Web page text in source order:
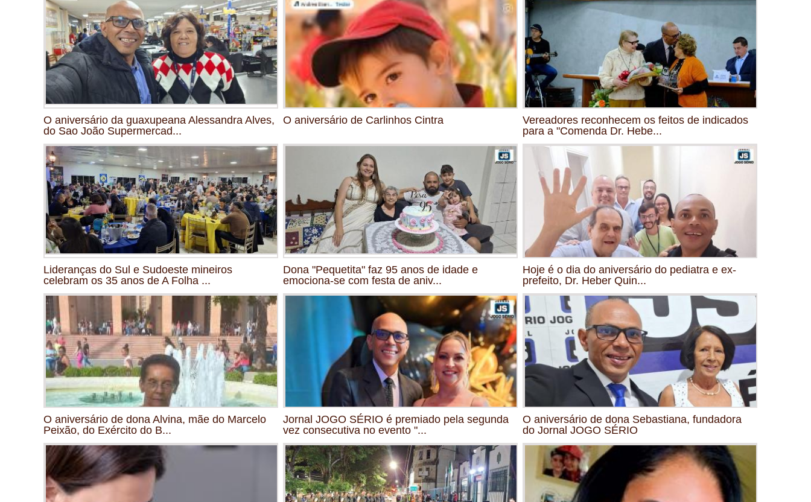
O aniversário da guaxupeana Alessandra Alves,
do Sao João Supermercad...
O aniversário de Carlinhos Cintra
Vereadores reconhecem os feitos de indicados
para a "Comenda Dr. Hebe...
Lideranças do Sul e Sudoeste mineiros
celebram os 35 anos de A Folha ...
Dona "Pequetita" faz 95 anos de idade e
emociona-se com festa de aniv...
Hoje é o dia do aniversário do pediatra e ex-
prefeito, Dr. Heber Quin...
O aniversário de dona Alvina, mãe do Marcelo
Peixão, do Exército do B...
Jornal JOGO SÉRIO é premiado pela segunda
vez consecutiva no evento "...
O aniversário de dona Sebastiana, fundadora
do Jornal JOGO SÉRIO